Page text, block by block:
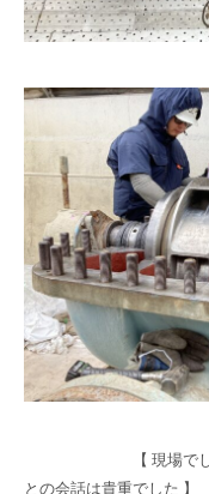
【 現場でしか味わ
との会話は貴重でした 】